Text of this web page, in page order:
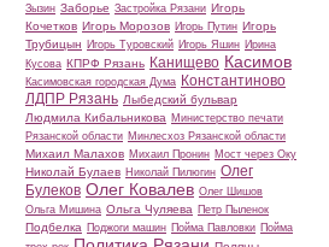
Зызин Заборье Застройка Рязани Игорь
Кочетков Игорь Морозов Игорь Путин Игорь
Трубицын Игорь Туровский Игорь Яшин Ирина
Кусова КПРФ Рязань Канищево Касимов
Касимовская городская Дума Константиново
ЛДПР Рязань Лыбедский бульвар
Людмила Кибальникова Министерство печати
Рязанской области Минлесхоз Рязанской области
Михаил Малахов Михаил Пронин Мост через Оку
Николай Булаев Николай Пилюгин Олег
Булеков Олег Ковалев Олег Шишов
Ольга Мишина Ольга Чуляева Петр Пыленок
Подбелка Поджоги машин Пойма Павловки Пойма